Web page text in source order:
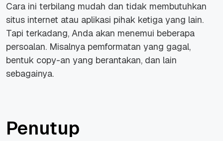
Cara ini terbilang mudah dan tidak membutuhkan
situs internet atau aplikasi pihak ketiga yang lain.
Tapi terkadang, Anda akan menemui beberapa
persoalan. Misalnya pemformatan yang gagal,
bentuk copy-an yang berantakan, dan lain
sebagainya.
Penutup